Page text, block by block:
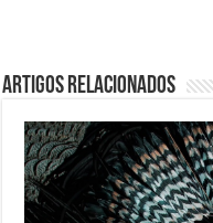
Artigos Relacionados